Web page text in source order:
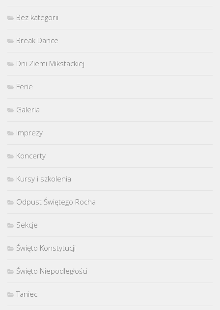
Bez kategorii
Break Dance
Dni Ziemi Mikstackiej
Ferie
Galeria
Imprezy
Koncerty
Kursy i szkolenia
Odpust Świętego Rocha
Sekcje
Święto Konstytucji
Święto Niepodległości
Taniec